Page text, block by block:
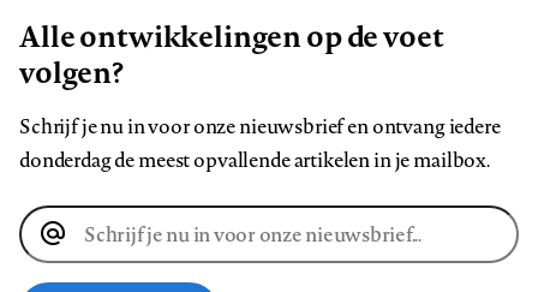
Alle ontwikkelingen op de voet
volgen?
Schrijf je nu in voor onze nieuwsbrief en ontvang iedere
donderdag de meest opvallende artikelen in je mailbox.
E-
mailadres